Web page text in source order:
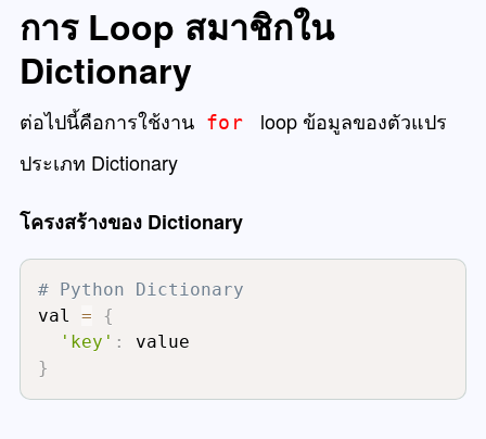
การ Loop สมาชิกใน
Dictionary
ต่อไปนี้คือการใช้งาน for
loop ข้อมูลของตัวแปร
ประเภท Dictionary
โครงสร้างของ Dictionary
# Python Dictionary
val =
{
'key' :
}